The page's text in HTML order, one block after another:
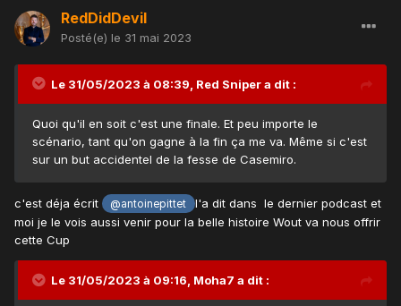
RedDidDevil
Posté(e) le 31 mai 2023
Le 31/05/2023 à 08:39, Red Snipera dit :
Quoi qu'il en soit c'est une finale. Et peu importe le
scénario, tant qu'on gagne à la fin ça me va. Même si c'est
sur un but accidentel de la fesse de Casemiro.
c'est déja écrit @antoinepittet
l'a dit dans le dernier podcast et
moi je le vois aussi venir pour la belle histoire Wout va nous offrir
cette Cup
Le 31/05/2023 à 09:16, Moha7 a dit :